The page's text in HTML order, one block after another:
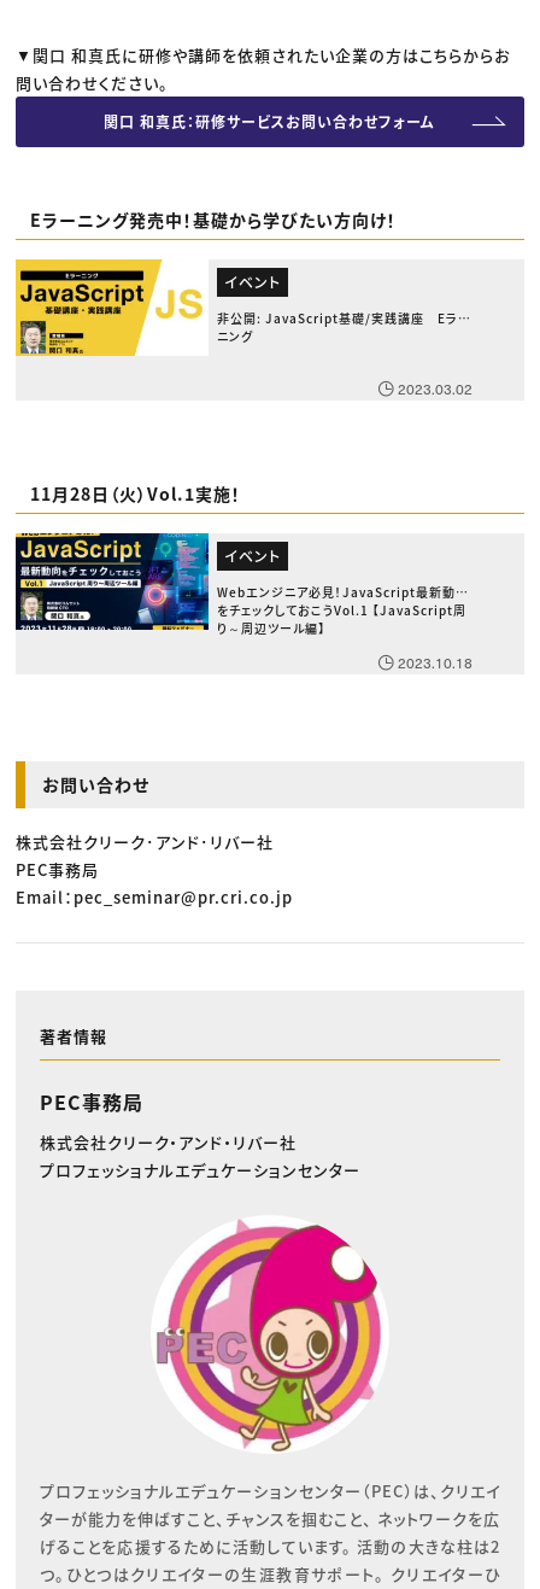
▼関口 和真氏に研修や講師を依頼されたい企業の方はこちらからお
問い合わせください。
関口 和真氏：研修サービスお問い合わせフォーム
Eラーニング発売中！基礎から学びたい方向け！
イベント
非公開: JavaScript基礎/実践講座 Eラー
ニング
2023.03.02
11月28日（火）Vol.1実施！
イベント
Webエンジニア必見！JavaScript最新動向
をチェックしておこうVol.1 【JavaScript周
り～周辺ツール編】
2023.10.18
お問い合わせ
株式会社クリーク･アンド･リバー社
PEC事務局
Email：pec_seminar@pr.cri.co.jp
著者情報
PEC事務局
株式会社クリーク・アンド・リバー社
プロフェッショナルエデュケーションセンター
プロフェッショナルエデュケーションセンター（PEC）は、クリエイ
ターが能力を伸ばすこと、チャンスを掴むこと、 ネットワークを広
げることを応援するために活動しています。 活動の大きな柱は2
つ。ひとつはクリエイターの生涯教育サポート。 クリエイターひ